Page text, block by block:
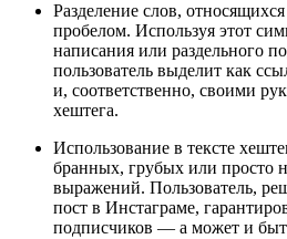
Разделение слов,
пробелом. Используя этот
написания или раздельного
пользователь выделит как
и, соответственно, своими
хештега.
Использование в тексте
бранных, грубых или просто
выражений. Пользователь,
пост в Инстаграме,
подписчиков — а может и